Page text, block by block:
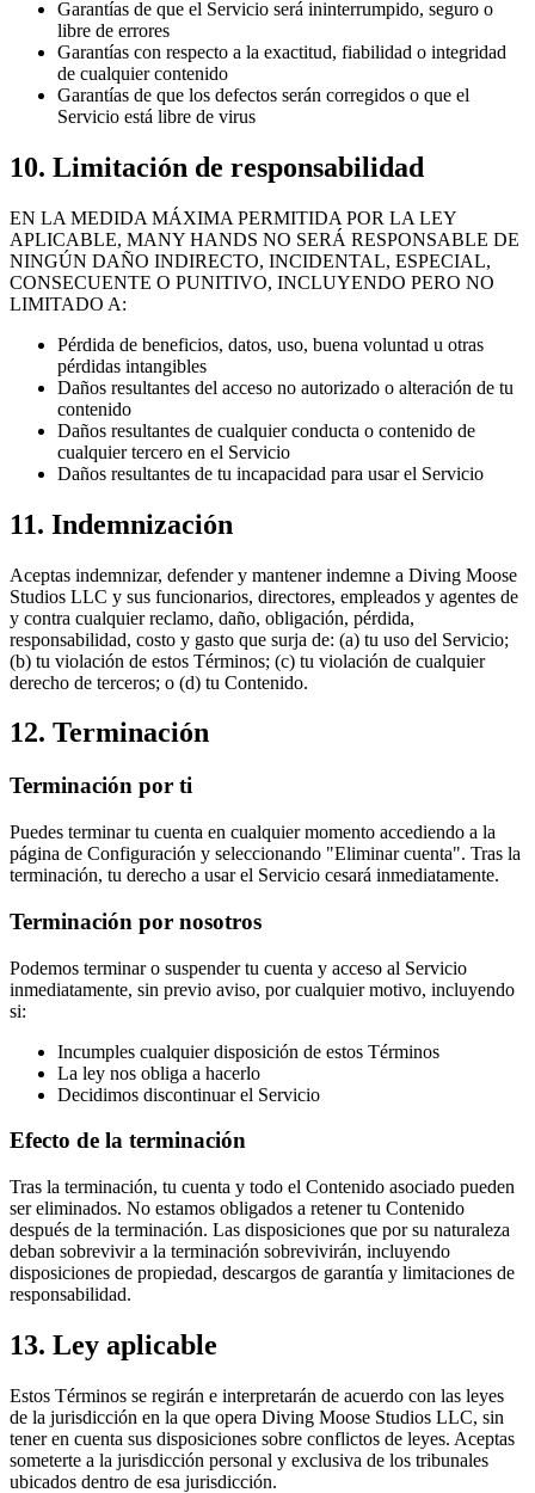
Garantías de que el Servicio será ininterrumpido, seguro o
libre de errores
Garantías con respecto a la exactitud, fiabilidad o integridad
de cualquier contenido
Garantías de que los defectos serán corregidos o que el
Servicio está libre de virus
10. Limitación de responsabilidad
EN LA MEDIDA MÁXIMA PERMITIDA POR LA LEY
APLICABLE, MANY HANDS NO SERÁ RESPONSABLE DE
NINGÚN DAÑO INDIRECTO, INCIDENTAL, ESPECIAL,
CONSECUENTE O PUNITIVO, INCLUYENDO PERO NO
LIMITADO A:
Pérdida de beneficios, datos, uso, buena voluntad u otras
pérdidas intangibles
Daños resultantes del acceso no autorizado o alteración de tu
contenido
Daños resultantes de cualquier conducta o contenido de
cualquier tercero en el Servicio
Daños resultantes de tu incapacidad para usar el Servicio
11. Indemnización
Aceptas indemnizar, defender y mantener indemne a Diving Moose
Studios LLC y sus funcionarios, directores, empleados y agentes de
y contra cualquier reclamo, daño, obligación, pérdida,
responsabilidad, costo y gasto que surja de: (a) tu uso del Servicio;
(b) tu violación de estos Términos; (c) tu violación de cualquier
derecho de terceros; o (d) tu Contenido.
12. Terminación
Terminación por ti
Puedes terminar tu cuenta en cualquier momento accediendo a la
página de Configuración y seleccionando "Eliminar cuenta". Tras la
terminación, tu derecho a usar el Servicio cesará inmediatamente.
Terminación por nosotros
Podemos terminar o suspender tu cuenta y acceso al Servicio
inmediatamente, sin previo aviso, por cualquier motivo, incluyendo
si:
Incumples cualquier disposición de estos Términos
La ley nos obliga a hacerlo
Decidimos discontinuar el Servicio
Efecto de la terminación
Tras la terminación, tu cuenta y todo el Contenido asociado pueden
ser eliminados. No estamos obligados a retener tu Contenido
después de la terminación. Las disposiciones que por su naturaleza
deban sobrevivir a la terminación sobrevivirán, incluyendo
disposiciones de propiedad, descargos de garantía y limitaciones de
responsabilidad.
13. Ley aplicable
Estos Términos se regirán e interpretarán de acuerdo con las leyes
de la jurisdicción en la que opera Diving Moose Studios LLC, sin
tener en cuenta sus disposiciones sobre conflictos de leyes. Aceptas
someterte a la jurisdicción personal y exclusiva de los tribunales
ubicados dentro de esa jurisdicción.